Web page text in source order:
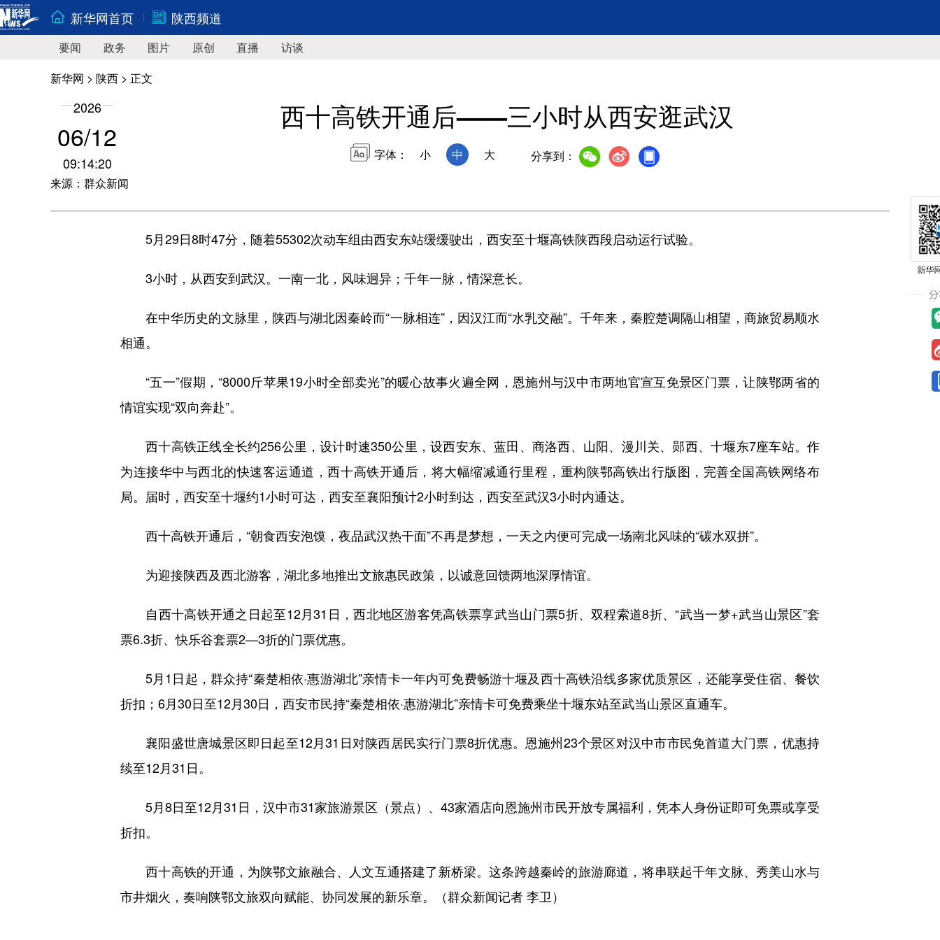
新华网首页 陕西频道
要闻 政务 图片 原创 直播
访谈
新华网 > 陕西 > 正文
2026
06/12
09:14:20
来源：群众新闻
西十高铁开通后——三小时从西安逛武汉
字体： 小 中 大 分享到：
5月29日8时47分，随着55302次动车组由西安东站缓缓驶出，西安至十堰高铁陕西段启动运行试验。
3小时，从西安到武汉。一南一北，风味迥异；千年一脉，情深意长。
在中华历史的文脉里，陕西与湖北因秦岭而“一脉相连”，因汉江而“水乳交融”。千年来，秦腔楚调隔山相望，商旅贸易顺水
相通。
“五一”假期，“8000斤苹果19小时全部卖光”的暖心故事火遍全网，恩施州与汉中市两地官宣互免景区门票，让陕鄂两省的
情谊实现“双向奔赴”。
西十高铁正线全长约256公里，设计时速350公里，设西安东、蓝田、商洛西、山阳、漫川关、郧西、十堰东7座车站。作
为连接华中与西北的快速客运通道，西十高铁开通后，将大幅缩减通行里程，重构陕鄂高铁出行版图，完善全国高铁网络布
局。届时，西安至十堰约1小时可达，西安至襄阳预计2小时到达，西安至武汉3小时内通达。
西十高铁开通后，“朝食西安泡馍，夜品武汉热干面”不再是梦想，一天之内便可完成一场南北风味的“碳水双拼”。
为迎接陕西及西北游客，湖北多地推出文旅惠民政策，以诚意回馈两地深厚情谊。
自西十高铁开通之日起至12月31日，西北地区游客凭高铁票享武当山门票5折、双程索道8折、“武当一梦+武当山景区”套
票6.3折、快乐谷套票2—3折的门票优惠。
5月1日起，群众持“秦楚相依·惠游湖北”亲情卡一年内可免费畅游十堰及西十高铁沿线多家优质景区，还能享受住宿、餐饮
折扣；6月30日至12月30日，西安市民持“秦楚相依·惠游湖北”亲情卡可免费乘坐十堰东站至武当山景区直通车。
襄阳盛世唐城景区即日起至12月31日对陕西居民实行门票8折优惠。恩施州23个景区对汉中市市民免首道大门票，优惠持
续至12月31日。
5月8日至12月31日，汉中市31家旅游景区（景点）、43家酒店向恩施州市民开放专属福利，凭本人身份证即可免票或享受
折扣。
西十高铁的开通，为陕鄂文旅融合、人文互通搭建了新桥梁。这条跨越秦岭的旅游廊道，将串联起千年文脉、秀美山水与
市井烟火，奏响陕鄂文旅双向赋能、协同发展的新乐章。（群众新闻记者 李卫）